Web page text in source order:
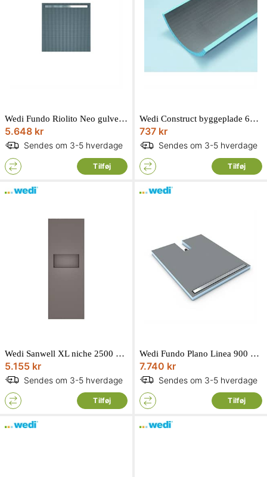
Wedi Fundo Riolito Neo gulvelement 900 x 900 x 50 mm
5.648 kr
Sendes om 3-5 hverdage
Tilføj
Wedi Construct byggeplade 600 x 2500 x 30 mm langsgående til rundinger
737 kr
Sendes om 3-5 hverdage
Tilføj
Wedi Sanwell XL niche 2500 x 900 x 100 mm
5.155 kr
Sendes om 3-5 hverdage
Tilføj
Wedi Fundo Plano Linea 900 x 900 x 70 mm komplet med 800 mm afløb
7.740 kr
Sendes om 3-5 hverdage
Tilføj